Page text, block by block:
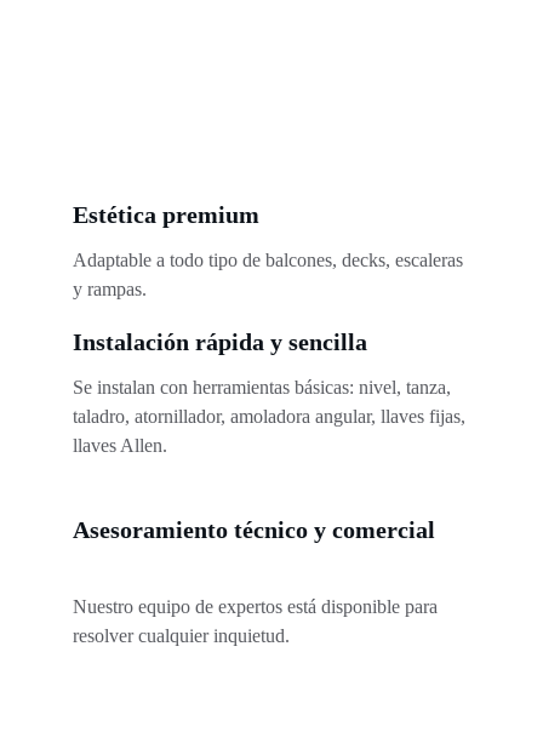
Estética premium
Se instalan con herramientas básicas: nivel, tanza,
taladro, atornillador, amoladora angular, llaves fijas,
llaves Allen.
Instalación rápida y sencilla
Adaptable a todo tipo de balcones, decks, escaleras
y rampas.
Asesoramiento técnico y comercial
Nuestro equipo de expertos está disponible para
resolver cualquier inquietud.